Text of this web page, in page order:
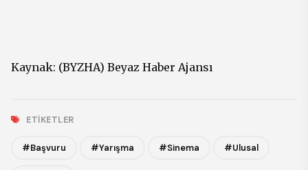
Kaynak: (BYZHA) Beyaz Haber Ajansı
ETIKETLER
#Başvuru #Yarışma #Sinema #Ulusal